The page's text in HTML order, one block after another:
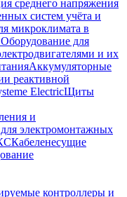
среднего напряжения
систем учёта и
микроклимата в
Оборудование для
и их
Аккумуляторные
реактивной
ElectricЩиты
и
электромонтажных
Кабеленесущие
контроллеры и